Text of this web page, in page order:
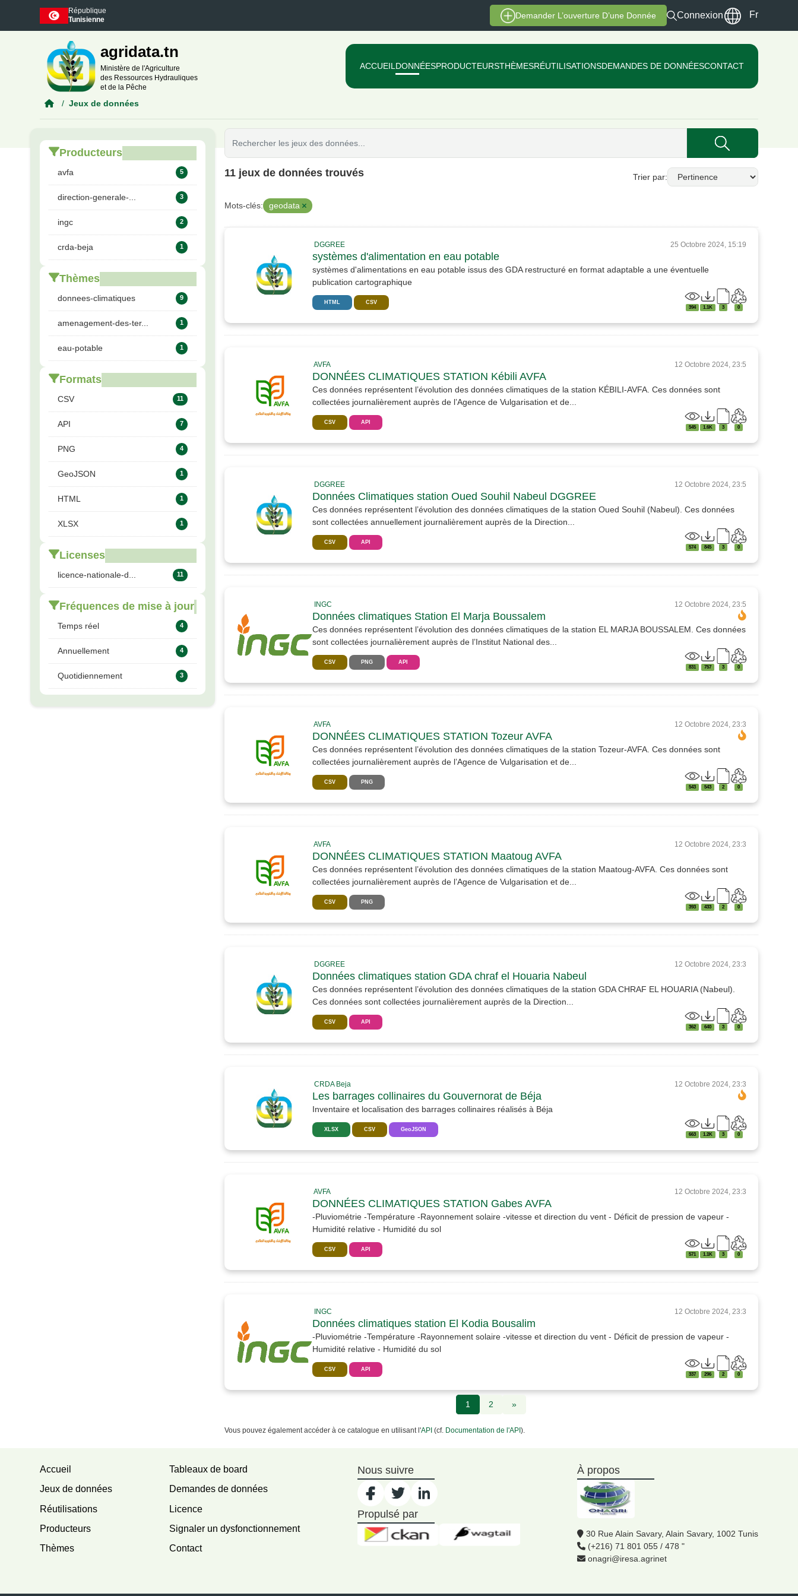
Skip to main content
République
Tunisienne
Demander L’ouverture D’une Donnée Connexion Fr
agridata.tn
Ministère de l'Agriculture
des Ressources Hydrauliques
et de la Pêche
ACCUEIL DONNÉESPRODUCTEURSTHÈMESRÉUTILISATIONSDEMANDES DE DONNÉESCONTACT
Jeux de données
Producteurs
avfa 5
direction-generale-... 3
ingc 2
crda-beja 1
Thèmes
donnees-climatiques 9
amenagement-des-ter... 1
eau-potable 1
Formats
CSV 11
API 7
PNG 4
GeoJSON 1
HTML 1
XLSX 1
Licenses
licence-nationale-d... 11
Fréquences de mise à jour
Temps réel 4
Annuellement 4
Quotidiennement 3
Trier par
11 jeux de données trouvés
Mots-clés: geodata
DGGREE 25 Octobre 2024, 15:19
systèmes d'alimentation en eau potable
systèmes d'alimentations en eau potable issus des GDA restructuré en format adaptable a une éventuelle
publication cartographique
HTML CSV
394 1.1K 3 0
AVFA 12 Octobre 2024, 23:5
DONNÉES CLIMATIQUES STATION Kébili AVFA
Ces données représentent l’évolution des données climatiques de la station KÉBILI-AVFA. Ces données sont
collectées journalièrement auprès de l’Agence de Vulgarisation et de...
CSV API
545 1.6K 3 0
DGGREE 12 Octobre 2024, 23:5
Données Climatiques station Oued Souhil Nabeul DGGREE
Ces données représentent l’évolution des données climatiques de la station Oued Souhil (Nabeul). Ces données
sont collectées annuellement journalièrement auprès de la Direction...
CSV API
574 845 3 0
INGC 12 Octobre 2024, 23:5
Données climatiques Station El Marja Boussalem
Ces données représentent l’évolution des données climatiques de la station EL MARJA BOUSSALEM. Ces données
sont collectées journalièrement auprès de l’Institut National des...
CSV PNG API
831 757 3 0
AVFA 12 Octobre 2024, 23:3
DONNÉES CLIMATIQUES STATION Tozeur AVFA
Ces données représentent l’évolution des données climatiques de la station Tozeur-AVFA. Ces données sont
collectées journalièrement auprès de l’Agence de Vulgarisation et de...
CSV PNG
543 543 2 0
AVFA 12 Octobre 2024, 23:3
DONNÉES CLIMATIQUES STATION Maatoug AVFA
Ces données représentent l’évolution des données climatiques de la station Maatoug-AVFA. Ces données sont
collectées journalièrement auprès de l’Agence de Vulgarisation et de...
CSV PNG
393 433 2 0
DGGREE 12 Octobre 2024, 23:3
Données climatiques station GDA chraf el Houaria Nabeul
Ces données représentent l’évolution des données climatiques de la station GDA CHRAF EL HOUARIA (Nabeul).
Ces données sont collectées journalièrement auprès de la Direction...
CSV API
362 640 3 0
CRDA Beja 12 Octobre 2024, 23:3
Les barrages collinaires du Gouvernorat de Béja
Inventaire et localisation des barrages collinaires réalisés à Béja
XLSX CSV GeoJSON
663 1.2K 3 0
AVFA 12 Octobre 2024, 23:3
DONNÉES CLIMATIQUES STATION Gabes AVFA
-Pluviométrie -Température -Rayonnement solaire -vitesse et direction du vent - Déficit de pression de vapeur -
Humidité relative - Humidité du sol
CSV API
571 1.1K 3 0
INGC 12 Octobre 2024, 23:3
Données climatiques station El Kodia Bousalim
-Pluviométrie -Température -Rayonnement solaire -vitesse et direction du vent - Déficit de pression de vapeur -
Humidité relative - Humidité du sol
CSV API
337 296 2 0
1 2 »
Vous pouvez également accéder à ce catalogue en utilisant l'API (cf. Documentation de l'API ).
Accueil
Jeux de données
Réutilisations
Producteurs
Thèmes
Tableaux de board
Demandes de données
Licence
Signaler un dysfonctionnement
Contact
Nous suivre
Propulsé par
À propos
30 Rue Alain Savary, Alain Savary, 1002 Tunis
(+216) 71 801 055 / 478 "
onagri@iresa.agrinet